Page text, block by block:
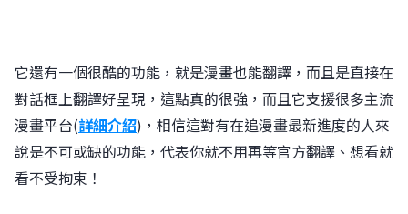
它還有一個很酷的功能，就是漫畫也能翻譯，而且是直接在
對話框上翻譯好呈現，這點真的很強，而且它支援很多主流
漫畫平台(詳細介紹)，相信這對有在追漫畫最新進度的人來
說是不可或缺的功能，代表你就不用再等官方翻譯、想看就
看不受拘束！